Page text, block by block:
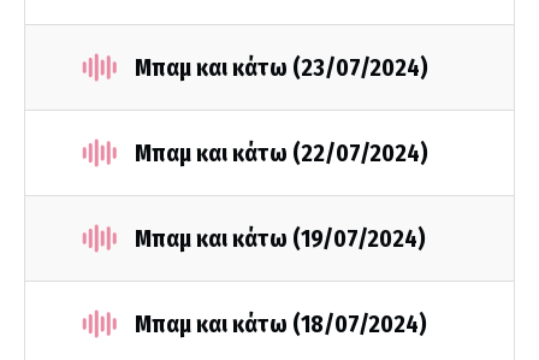
Μπαμ και κάτω (23/07/2024)
Μπαμ και κάτω (22/07/2024)
Μπαμ και κάτω (19/07/2024)
Μπαμ και κάτω (18/07/2024)